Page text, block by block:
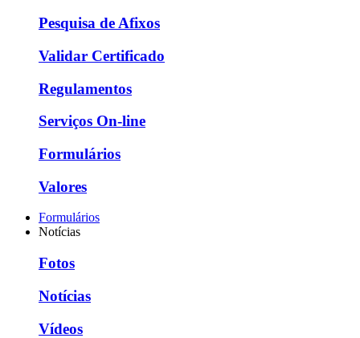
Pesquisa de Afixos
Validar Certificado
Regulamentos
Serviços On-line
Formulários
Valores
Formulários
Notícias
Fotos
Notícias
Vídeos